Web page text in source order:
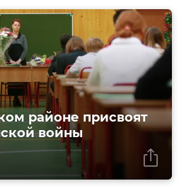
районе присвоят
войны